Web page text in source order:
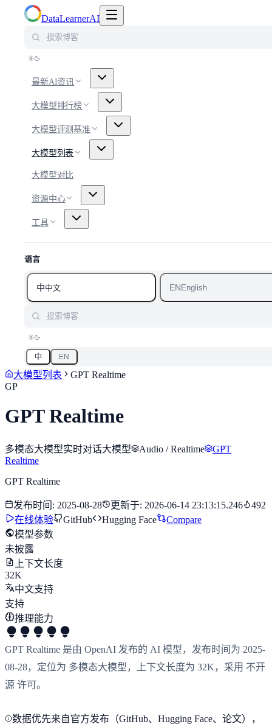
DataLearnerAI
最新AI资讯
大模型排行榜
大模型评测基准
大模型列表
大模型对比
资源中心
工具
语言
中中文 ENEnglish
中 EN
大模型列表
GPT Realtime
GP
GPT Realtime
多模态大模型实时对话大模型 Audio / Realtime
GPT
Realtime
GPT Realtime
发布时间 : 2025-08-28 更新于: 2026-06-14 23:13:15.246
492
在线体验
GitHub Hugging Face
Compare
模型参数
未披露
上下文长度
32K
中文支持
支持
推理能力
GPT Realtime 是由 OpenAI 发布的 AI 模型，发布时间为 2025-
08-28，定位为 多模态大模型，上下文长度为 32K，采用 不开
源 许可。
数据优先来自官方发布（GitHub、Hugging Face、论文），